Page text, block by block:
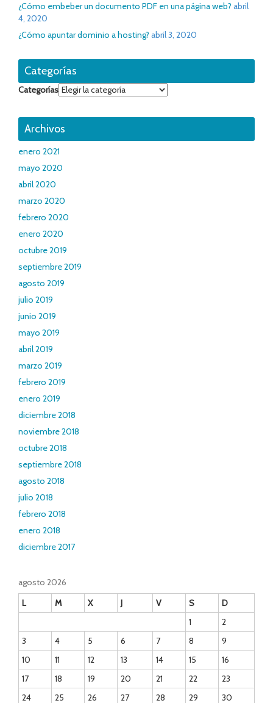
¿Cómo embeber un documento PDF en una página web? abril
4, 2020
¿Cómo apuntar dominio a hosting? abril 3, 2020
Categorías
Categorías
Archivos
enero 2021
mayo 2020
abril 2020
marzo 2020
febrero 2020
enero 2020
octubre 2019
septiembre 2019
agosto 2019
julio 2019
junio 2019
mayo 2019
abril 2019
marzo 2019
febrero 2019
enero 2019
diciembre 2018
noviembre 2018
octubre 2018
septiembre 2018
agosto 2018
julio 2018
febrero 2018
enero 2018
diciembre 2017
agosto 2026
L
M X J V S
D
1
2
3
4 5 6 7 8
9
10
11 12 13 14 15
16
17
18 19 20 21 22
23
24
25 26 27 28 29 30